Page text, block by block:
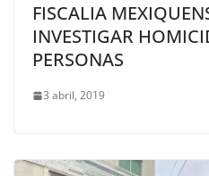
FISCALIA
INVESTIGAR
PERSONAS
3 abril, 2019